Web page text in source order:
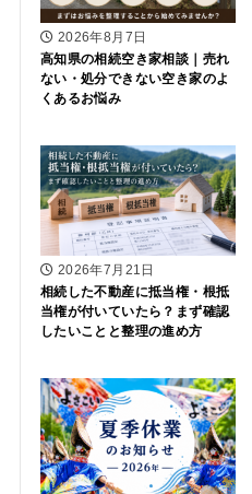
2026年8月7日
高知県の相続空き家相談｜売れ
ない・処分できない空き家のよ
くあるお悩み
2026年7月21日
相続した不動産に抵当権・根抵
当権が付いていたら？まず確認
したいことと整理の進め方